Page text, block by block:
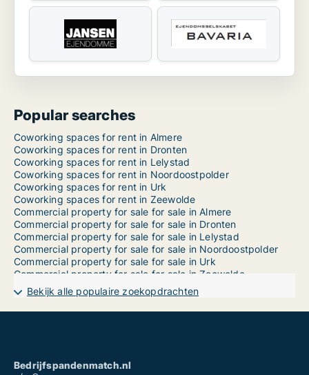
Popular searches
Coworking spaces for rent in Almere
Coworking spaces for rent in Dronten
Coworking spaces for rent in Lelystad
Coworking spaces for rent in Noordoostpolder
Coworking spaces for rent in Urk
Coworking spaces for rent in Zeewolde
Commercial property for sale for sale in Almere
Commercial property for sale for sale in Dronten
Commercial property for sale for sale in Lelystad
Commercial property for sale for sale in Noordoostpolder
Commercial property for sale for sale in Urk
Commercial property for sale for sale in Zeewolde
Bekijk alle populaire zoekopdrachten
Bedrijfspandenmatch.nl